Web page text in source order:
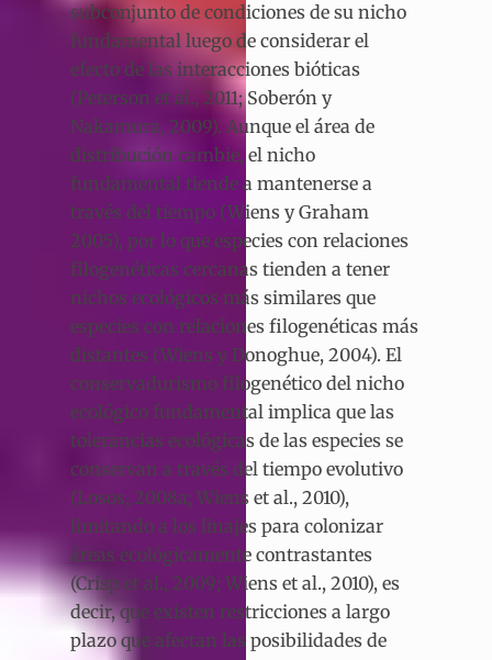
subconjunto de condiciones de su nicho
fundamental luego de considerar el
efecto de las interacciones bióticas
(Peterson et al., 2011; Soberón y
Nakamura, 2009). Aunque el área de
distribución cambie, el nicho
fundamental tiende a mantenerse a
través del tiempo (Wiens y Graham
2005), por lo que especies con relaciones
filogenéticas cercanas tienden a tener
nichos ecológicos más similares que
especies con relaciones filogenéticas más
distantes (Wiens y Donoghue, 2004). El
conservadurismo filogenético del nicho
ecológico fundamental implica que las
tolerancias ecológicas de las especies se
conservan a través del tiempo evolutivo
(Losos, 2008a; Wiens et al., 2010),
limitando a los linajes para colonizar
áreas ecológicamente contrastantes
(Crisp et al., 2009; Wiens et al., 2010), es
decir, que existen restricciones a largo
plazo que afectan las posibilidades de